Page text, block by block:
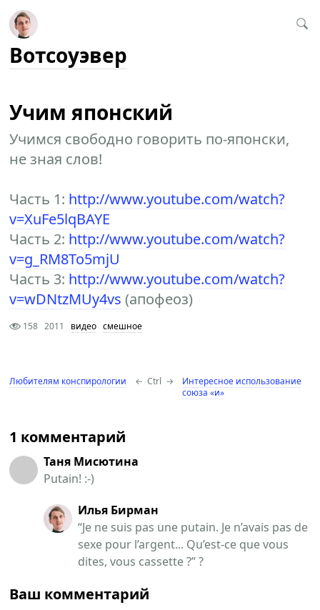
Вотсоуэвер
Учим японский
Учимся свободно говорить по-японски,
не зная слов!
Часть 1: http://www.youtube.com/watch?
v=XuFe5lqBAYE
Часть 2: http://www.youtube.com/watch?
v=g_RM8To5mjU
Часть 3: http://www.youtube.com/watch?
v=wDNtzMUy4vs (апофеоз)
158 2011 видео смешное
Любителям конспирологии ← Ctrl →
Интересное использование
союза «и»
1 комментарий
Таня Мисютина
Putain! :-)
Илья Бирман
“Je ne suis pas une putain. Je n’avais pas de
sexe pour l’argent... Qu’est-ce que vous
dites, vous cassette ?” ?
Ваш комментарий